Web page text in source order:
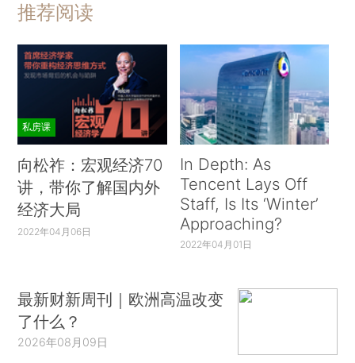
推荐阅读
私房课
向松祚：宏观经济70
讲，带你了解国内外
经济大局
2022年04月06日
In Depth: As
Tencent Lays Off
Staff, Is Its ‘Winter’
Approaching?
2022年04月01日
最新财新周刊｜欧洲高温改变
了什么？
2026年08月09日